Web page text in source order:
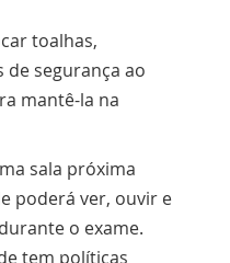
toalhas,
segurança ao
mantê-la na
sala próxima
poderá ver, ouvir e
o exame.
tem políticas